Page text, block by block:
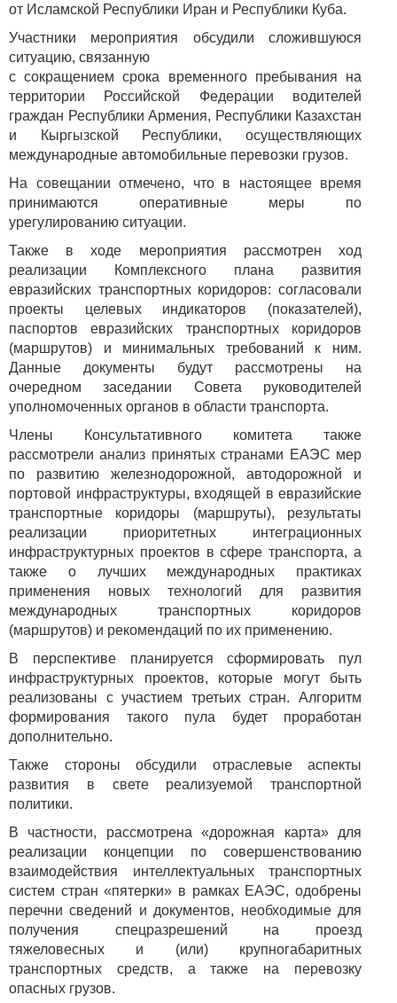
от Исламской Республики Иран и Республики Куба.
Участники мероприятия обсудили сложившуюся
ситуацию, связанную
с сокращением срока временного пребывания на
территории Российской Федерации водителей
граждан Республики Армения, Республики Казахстан
и Кыргызской Республики, осуществляющих
международные автомобильные перевозки грузов.
На совещании отмечено, что в настоящее время
принимаются оперативные меры по
урегулированию ситуации.
Также в ходе мероприятия рассмотрен ход
реализации Комплексного плана развития
евразийских транспортных коридоров: согласовали
проекты целевых индикаторов (показателей),
паспортов евразийских транспортных коридоров
(маршрутов) и минимальных требований к ним.
Данные документы будут рассмотрены на
очередном заседании Совета руководителей
уполномоченных органов в области транспорта.
Члены Консультативного комитета также
рассмотрели анализ принятых странами ЕАЭС мер
по развитию железнодорожной, автодорожной и
портовой инфраструктуры, входящей в евразийские
транспортные коридоры (маршруты), результаты
реализации приоритетных интеграционных
инфраструктурных проектов в сфере транспорта, а
также о лучших международных практиках
применения новых технологий для развития
международных транспортных коридоров
(маршрутов) и рекомендаций по их применению.
В перспективе планируется сформировать пул
инфраструктурных проектов, которые могут быть
реализованы с участием третьих стран. Алгоритм
формирования такого пула будет проработан
дополнительно.
Также стороны обсудили отраслевые аспекты
развития в свете реализуемой транспортной
политики.
В частности, рассмотрена «дорожная карта» для
реализации концепции по совершенствованию
взаимодействия интеллектуальных транспортных
систем стран «пятерки» в рамках ЕАЭС, одобрены
перечни сведений и документов, необходимые для
получения спецразрешений на проезд
тяжеловесных и (или) крупногабаритных
транспортных средств, а также на перевозку
опасных грузов.